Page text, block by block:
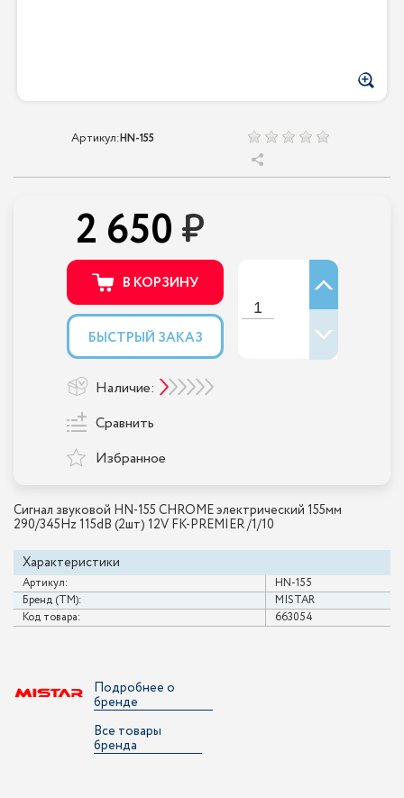
Артикул:HN-155
Сигнал звуковой HN-155 CHROME электрический 155мм
290/345Hz 115dB (2шт) 12V FK-PREMIER /1/10
Характеристики
Артикул:
HN-155
Бренд (ТМ):
MISTAR
Код товара:
663054
2 650
В КОРЗИНУ
БЫСТРЫЙ ЗАКАЗ
Наличие:
Сравнить
Избранное
Подробнее о
бренде
Все товары
бренда